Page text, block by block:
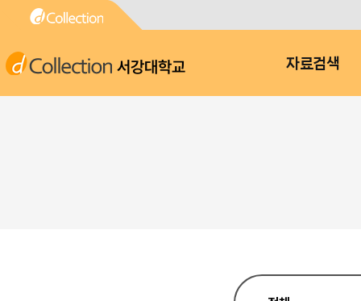
서강대학교 자료검색